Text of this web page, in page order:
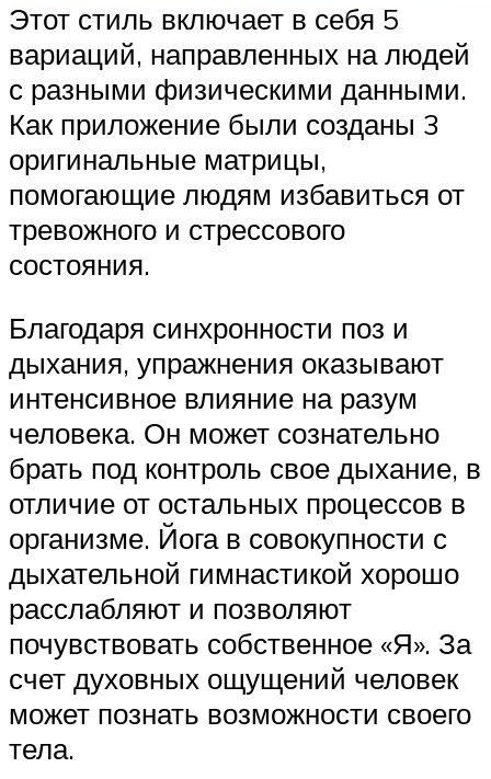
Этот стиль включает в себя 5
вариаций, направленных на людей
с разными физическими данными.
Как приложение были созданы 3
оригинальные матрицы,
помогающие людям избавиться от
тревожного и стрессового
состояния.
Благодаря синхронности поз и
дыхания, упражнения оказывают
интенсивное влияние на разум
человека. Он может сознательно
брать под контроль свое дыхание, в
отличие от остальных процессов в
организме. Йога в совокупности с
дыхательной гимнастикой хорошо
расслабляют и позволяют
почувствовать собственное «Я». За
счет духовных ощущений человек
может познать возможности своего
тела.